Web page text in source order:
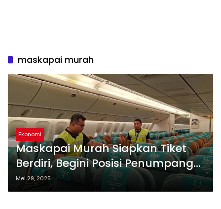
maskapai murah
Ekonomi
Maskapai Murah Siapkan Tiket
Berdiri, Begini Posisi Penumpang
di Pesawat
Mei 29, 2025